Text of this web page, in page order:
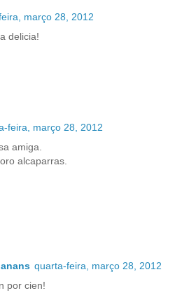
março 28, 2012
delicia!
feira, março 28, 2012
amiga.
alcaparras.
quarta-feira, março 28, 2012
por cien!